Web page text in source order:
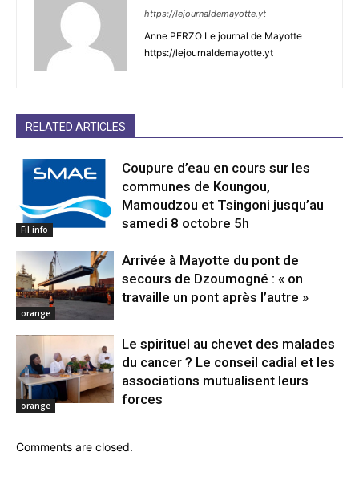
https://lejournaldemayotte.yt
Anne PERZO Le journal de Mayotte
https://lejournaldemayotte.yt
RELATED ARTICLES
Fil info
Coupure d’eau en cours sur les
communes de Koungou,
Mamoudzou et Tsingoni jusqu’au
samedi 8 octobre 5h
orange
Arrivée à Mayotte du pont de
secours de Dzoumogné : « on
travaille un pont après l’autre »
orange
Le spirituel au chevet des malades
du cancer ? Le conseil cadial et les
associations mutualisent leurs
forces
Comments are closed.